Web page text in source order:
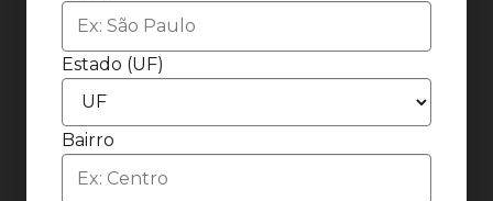
Estado (UF)
Bairro